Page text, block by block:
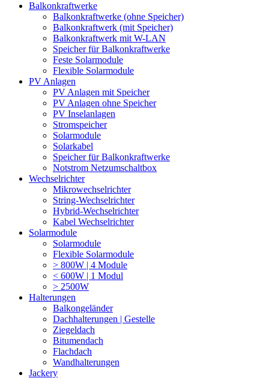
Balkonkraftwerke
Balkonkraftwerke (ohne Speicher)
Balkonkraftwerk (mit Speicher)
Balkonkraftwerk mit W-LAN
Speicher für Balkonkraftwerke
Feste Solarmodule
Flexible Solarmodule
PV Anlagen
PV Anlagen mit Speicher
PV Anlagen ohne Speicher
PV Inselanlagen
Stromspeicher
Solarmodule
Solarkabel
Speicher für Balkonkraftwerke
Notstrom Netzumschaltbox
Wechselrichter
Mikrowechselrichter
String-Wechselrichter
Hybrid-Wechselrichter
Kabel Wechselrichter
Solarmodule
Solarmodule
Flexible Solarmodule
> 800W | 4 Module
< 600W | 1 Modul
> 2500W
Halterungen
Balkongeländer
Dachhalterungen | Gestelle
Ziegeldach
Bitumendach
Flachdach
Wandhalterungen
Jackery